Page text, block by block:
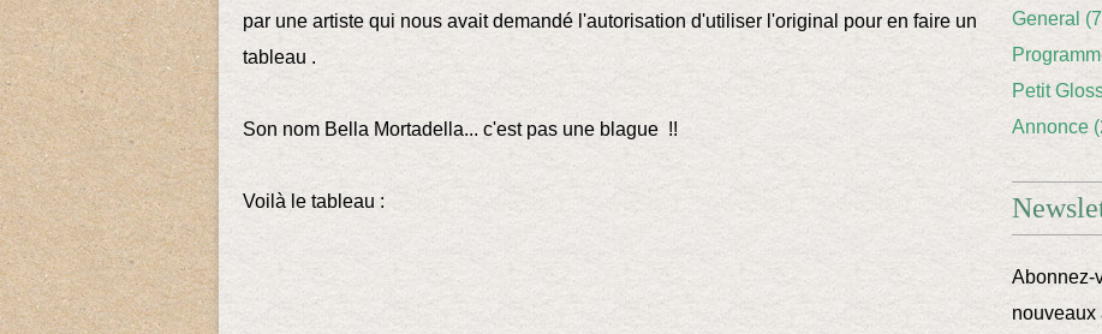
par une artiste qui nous avait demandé l'autorisation d'utiliser l'original pour en faire un
tableau .
Son nom Bella Mortadella... c'est pas une blague !!
Voilà le tableau :
General
Petit
Annonce
Abonnez-
nouveaux